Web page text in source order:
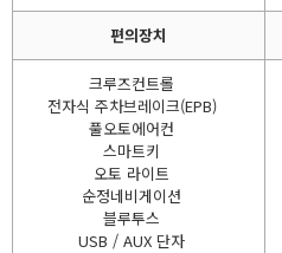
편의장치
크루즈컨트롤
전자식 주차브레이크(EPB)
풀오토에어컨
스마트키
오토 라이트
순정네비게이션
블루투스
USB / AUX 단자